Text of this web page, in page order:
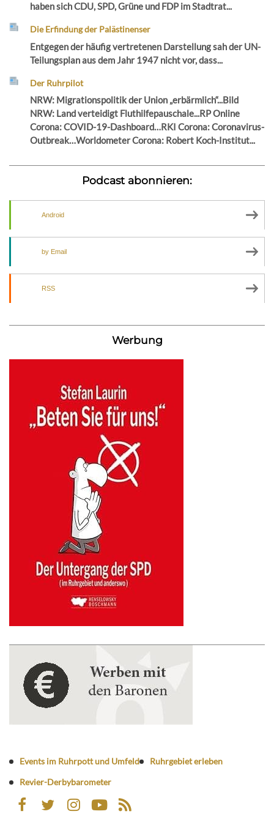
haben sich CDU, SPD, Grüne und FDP im Stadtrat...
Die Erfindung der Palästinenser
Entgegen der häufig vertretenen Darstellung sah der UN-
Teilungsplan aus dem Jahr 1947 nicht vor, dass...
Der Ruhrpilot
NRW: Migrationspolitik der Union „erbärmlich“...Bild
NRW: Land verteidigt Fluthilfepauschale...RP Online
Corona: COVID-19-Dashboard…RKI Corona: Coronavirus-
Outbreak…Worldometer Corona: Robert Koch-Institut...
Podcast abonnieren:
Android
by Email
RSS
Werbung
Events im Ruhrpott und Umfeld
Ruhrgebiet erleben
Revier-Derbybarometer